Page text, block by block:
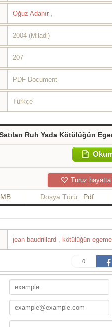
Oğuz Adanır ,
2004 (Miladi)
207
PDF Document
Türkçe
Ruh Yada Kötülüğün
Turuz
Dosya Türü : Pdf
jean baudrillard , kötülüğün
0